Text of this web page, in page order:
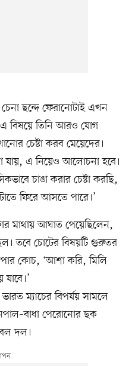
ছন্দে ফেরানোটাই এখন
এ বিষয়ে তিনি আরও যোগ
চেষ্টা করব মেয়েদের।
যায়, এ নিয়েও আলোচনা হবে।
চাঙা করার চেষ্টা করছি,
ফিরে আসতে পারে।’
মাথায় আঘাত পেয়েছিলেন,
তবে চোটের বিষয়টি গুরুতর
কোচ, ‘আশা করি, মিলি
ম্যাচের বিপর্যয় সামলে
পেরোনোর ছক
দল।